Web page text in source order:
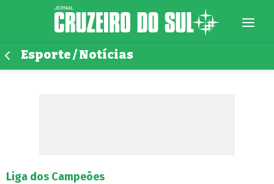
Esporte / Notícias
Liga dos Campeões